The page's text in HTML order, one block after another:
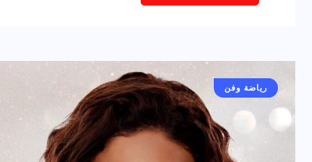
أخبار عامة
رياضة وفن